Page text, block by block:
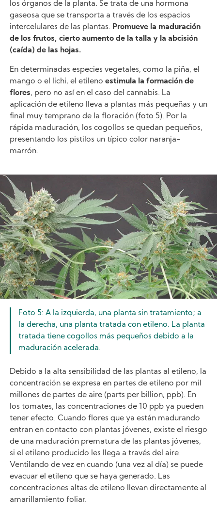
los órganos de la planta. Se trata de una hormona
gaseosa que se transporta a través de los espacios
intercelulares de las plantas. Promueve la maduración
de los frutos, cierto aumento de la talla y la abcisión
(caída) de las hojas.
En determinadas especies vegetales, como la piña, el
mango o el lichi, el etileno estimula la formación de
flores, pero no así en el caso del cannabis. La
aplicación de etileno lleva a plantas más pequeñas y un
final muy temprano de la floración (foto 5). Por la
rápida maduración, los cogollos se quedan pequeños,
presentando los pistilos un típico color naranja-
marrón.
Image
Foto 5: A la izquierda, una planta sin tratamiento; a
la derecha, una planta tratada con etileno. La planta
tratada tiene cogollos más pequeños debido a la
maduración acelerada.
Debido a la alta sensibilidad de las plantas al etileno, la
concentración se expresa en partes de etileno por mil
millones de partes de aire (parts per billion, ppb). En
los tomates, las concentraciones de 10 ppb ya pueden
tener efecto. Cuando flores que ya están madurando
entran en contacto con plantas jóvenes, existe el riesgo
de una maduración prematura de las plantas jóvenes,
si el etileno producido les llega a través del aire.
Ventilando de vez en cuando (una vez al día) se puede
evacuar el etileno que se haya generado. Las
concentraciones altas de etileno llevan directamente al
amarillamiento foliar.